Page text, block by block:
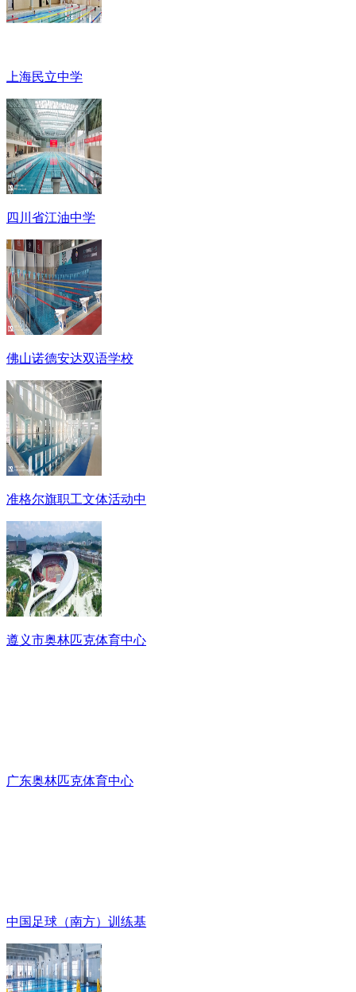
上海民立中学
四川省江油中学
佛山诺德安达双语学校
准格尔旗职工文体活动中
遵义市奥林匹克体育中心
广东奥林匹克体育中心
中国足球（南方）训练基